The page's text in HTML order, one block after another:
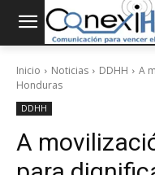
Inicio Noticias DDHH
A
Honduras
DDHH
A